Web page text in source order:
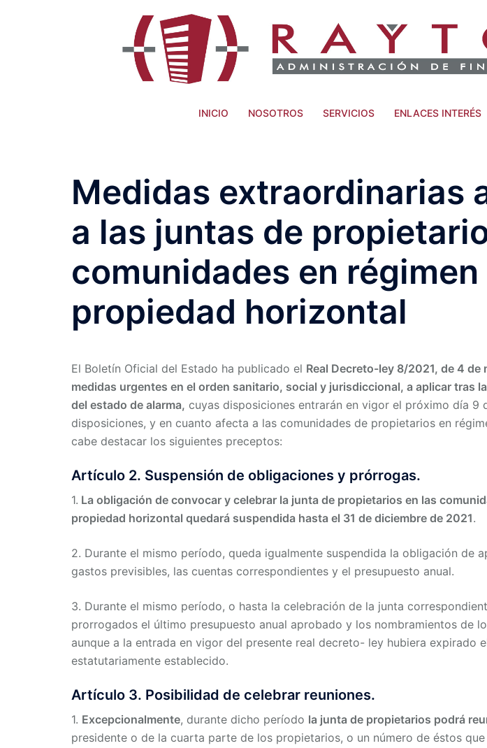
INICIO NOSOTROS SERVICIOS ENLACES INTERÉS
Medidas extraordinarias
a las juntas de
comunidades en régimen
propiedad horizontal
El Boletín Oficial del Estado ha publicado el Real Decreto-ley 8/2021, de 4 de
medidas urgentes en el orden sanitario, social y jurisdiccional, a aplicar tras
del estado de alarma, cuyas disposiciones entrarán en vigor el próximo día 9
disposiciones, y en cuanto afecta a las comunidades de propietarios en
cabe destacar los siguientes preceptos:
Artículo 2. Suspensión de obligaciones y prórrogas.
1. La obligación de convocar y celebrar la junta de propietarios en las
propiedad horizontal quedará suspendida hasta el 31 de diciembre de 2021.
2. Durante el mismo período, queda igualmente suspendida la obligación de
gastos previsibles, las cuentas correspondientes y el presupuesto anual.
3. Durante el mismo período, o hasta la celebración de la junta
prorrogados el último presupuesto anual aprobado y los nombramientos de
aunque a la entrada en vigor del presente real decreto- ley hubiera expirado
estatutariamente establecido.
Artículo 3. Posibilidad de celebrar reuniones.
1. Excepcionalmente, durante dicho período la junta de propietarios podrá
presidente o de la cuarta parte de los propietarios, o un número de éstos